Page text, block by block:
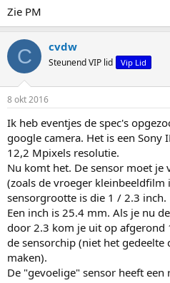
Zie PM
C cvdw
Steunend VIP lid Vip Lid
8 okt 2016
Ik heb eventjes de spec's
google camera. Het is een Sony
12,2 Mpixels resolutie.
Nu komt het. De sensor moet je
(zoals de vroeger kleinbeeldfilm
sensorgrootte is die 1 / 2.3 inch.
Een inch is 25.4 mm. Als je nu
door 2.3 kom je uit op afgerond
de sensorchip (niet het
maken).
De "gevoelige" sensor heeft